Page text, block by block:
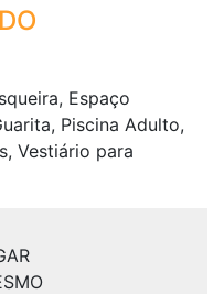
Espaço
Piscina Adulto,
Vestiário para